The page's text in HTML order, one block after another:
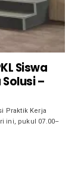
Siswa
–
Praktik Kerja
ini, pukul 07.00–